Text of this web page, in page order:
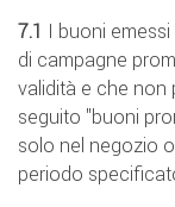
7.1 I buoni
di campagne
validità e che non
seguito "buoni
solo nel negozio
periodo